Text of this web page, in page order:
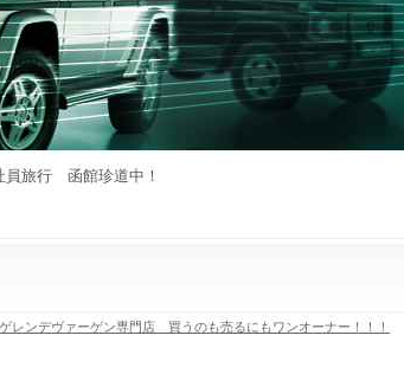
員旅行 函館珍道中！
レンデヴァーゲン専門店 買うのも売るにもワンオーナー！！！